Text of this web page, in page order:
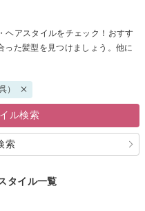
ヘアスタイルをチェック！おすす
た髪型を見つけましょう。他に
）
ル検索
索
タイル一覧